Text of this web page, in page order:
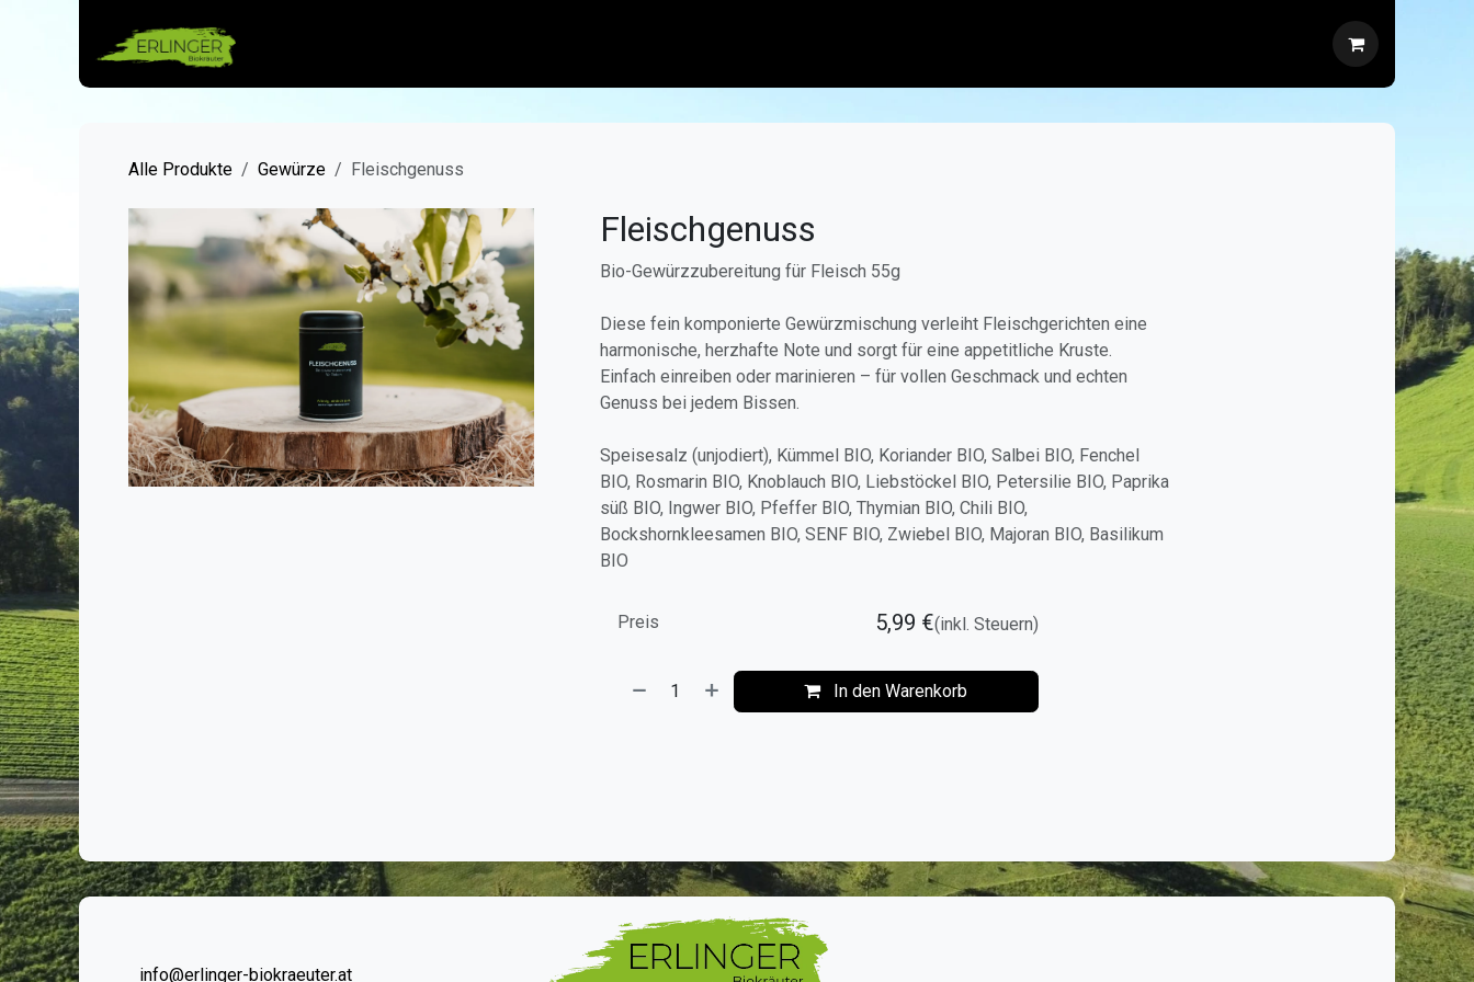
Alle Produkte Gewürze Fleischgenuss
Fleischgenuss
Bio-Gewürzzubereitung für Fleisch 55g
Diese fein komponierte Gewürzmischung verleiht Fleischgerichten eine
harmonische, herzhafte Note und sorgt für eine appetitliche Kruste.
Einfach einreiben oder marinieren – für vollen Geschmack und echten
Genuss bei jedem Bissen.
Speisesalz (unjodiert), Kümmel BIO, Koriander BIO, Salbei BIO, Fenchel
BIO, Rosmarin BIO, Knoblauch BIO, Liebstöckel BIO, Petersilie BIO, Paprika
süß BIO, Ingwer BIO, Pfeffer BIO, Thymian BIO, Chili BIO,
Bockshornkleesamen BIO, SENF BIO, Zwiebel BIO, Majoran BIO, Basilikum
BIO
In den Warenkorb
Preis 5,99 €(inkl. Steuern)
info@erlinger-biokraeuter.at